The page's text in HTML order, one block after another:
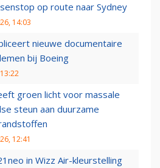
op route naar Sydney
14:03
nieuwe documentaire
bij Boeing
groen licht voor massale
steun aan duurzame
12:41
in Wizz Air-kleurstelling